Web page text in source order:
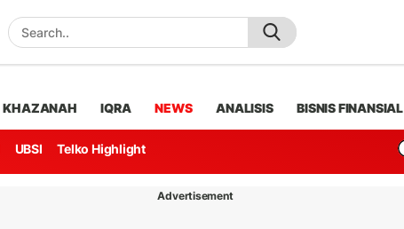
KHAZANAH IQRA NEWS ANALISIS BISNIS FINANSIAL
UBSI Telko Highlight
Advertisement